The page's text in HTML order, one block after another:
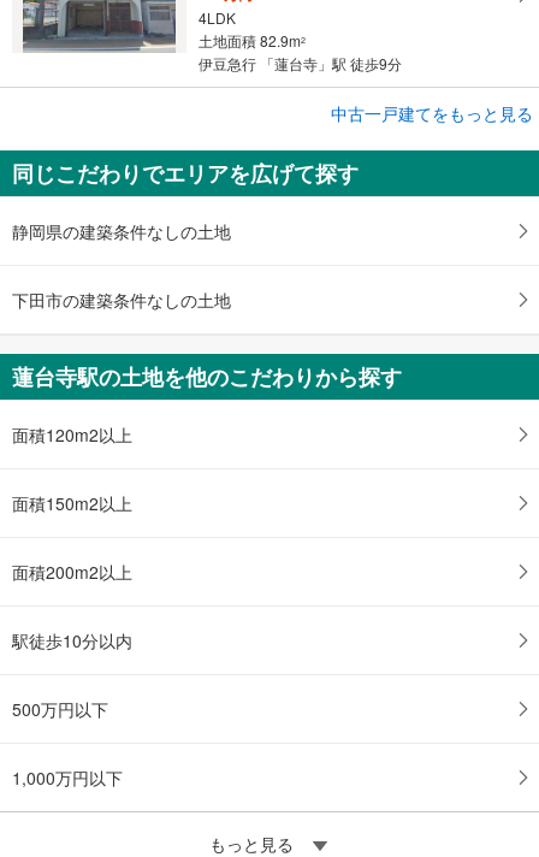
4LDK
土地面積 82.9m2
伊豆急行 「蓮台寺」駅 徒歩9分
下田市河内
500万円
5DK
土地面積 307.43m
伊豆急行 「蓮台寺」駅 徒歩5分
中古一戸建てをもっと見る
同じこだわりでエリアを広げて探す
静岡県の建築条件なしの土地
下田市の建築条件なしの土地
蓮台寺駅の土地を他のこだわりから探す
面積120m2以上
面積150m2以上
面積200m2以上
駅徒歩10分以内
500万円以下
1,000万円以下
もっと見る